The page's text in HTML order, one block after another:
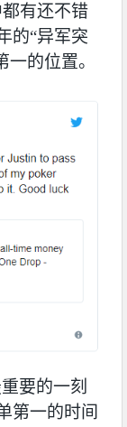
有还不错
的“异军突
的位置。
要的一刻
第一的时间